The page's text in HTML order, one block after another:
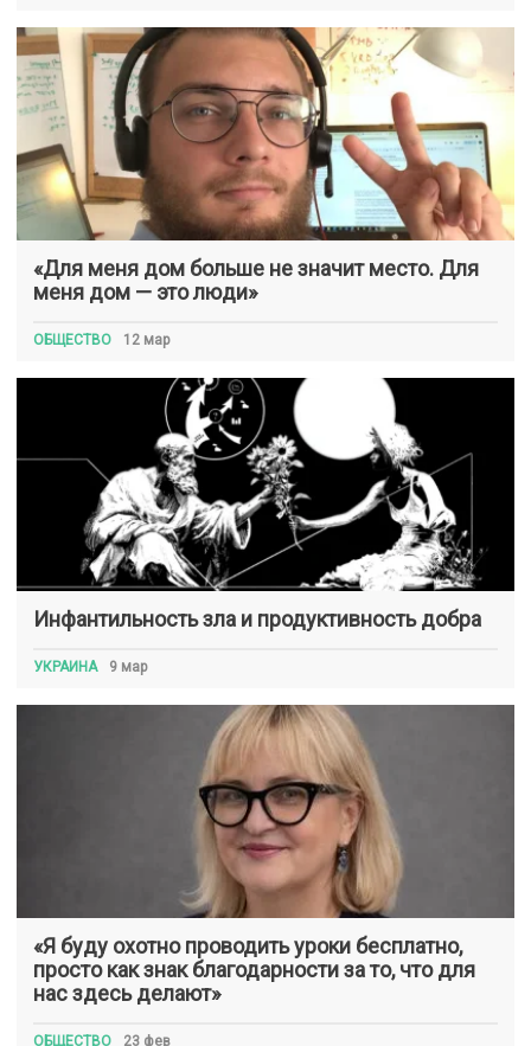
«Для меня дом больше не значит место. Для
меня дом — это люди»
ОБЩЕСТВО 12 мар
Инфантильность зла и продуктивность добра
УКРАИНА 9 мар
«Я буду охотно проводить уроки бесплатно,
просто как знак благодарности за то, что для
нас здесь делают»
ОБЩЕСТВО 23 фев